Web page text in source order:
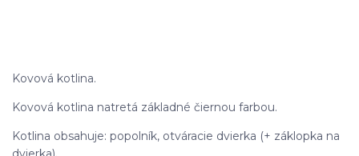
Kovová kotlina.
Kovová kotlina natretá základné čiernou farbou.
Kotlina obsahuje: popolník, otváracie dvierka (+ záklopka na